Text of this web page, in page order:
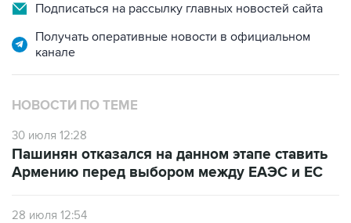
Подписаться на рассылку главных новостей сайта
Получать оперативные новости в официальном
канале
НОВОСТИ ПО ТЕМЕ
30 июля 12:28
Пашинян отказался на данном этапе ставить
Армению перед выбором между ЕАЭС и ЕС
28 июля 12:54